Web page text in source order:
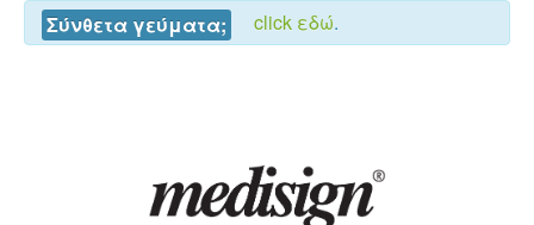
Σύνθετα γεύματα; click εδώ.